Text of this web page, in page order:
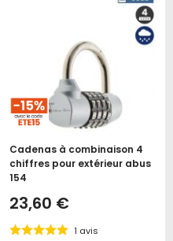
Cadenas à combinaison 4
chiffres pour extérieur abus
154
23,60 €
1 avis